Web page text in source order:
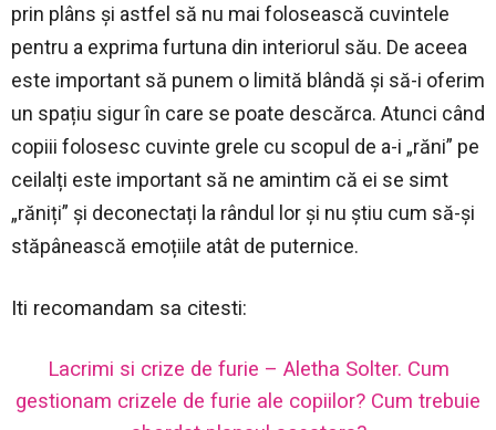
prin plâns și astfel să nu mai folosească cuvintele
pentru a exprima furtuna din interiorul său. De aceea
este important să punem o limită blândă și să-i oferim
un spațiu sigur în care se poate descărca. Atunci când
copiii folosesc cuvinte grele cu scopul de a-i „răni” pe
ceilalți este important să ne amintim că ei se simt
„răniți” și deconectați la rândul lor și nu știu cum să-și
stăpânească emoțiile atât de puternice.
Iti recomandam sa citesti:
Lacrimi si crize de furie – Aletha Solter. Cum
gestionam crizele de furie ale copiilor? Cum trebuie